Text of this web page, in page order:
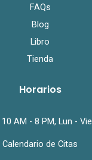
FAQs
Blog
Libro
Tienda
Horarios
10 AM - 8 PM, Lun - Vie
Calendario de Citas